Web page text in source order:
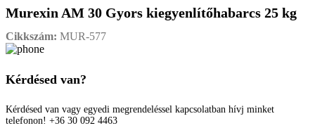
Murexin AM 30 Gyors kiegyenlítőhabarcs 25 kg
Cikkszám: MUR-577
Kérdésed van?
Kérdésed van vagy egyedi megrendeléssel kapcsolatban hívj minket
telefonon! +36 30 092 4463